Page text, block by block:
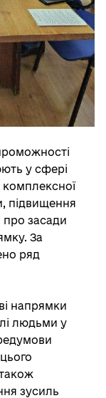
у сфері
комплексної
підвищення
про засади
За
ряд
напрямки
людьми у
зусиль